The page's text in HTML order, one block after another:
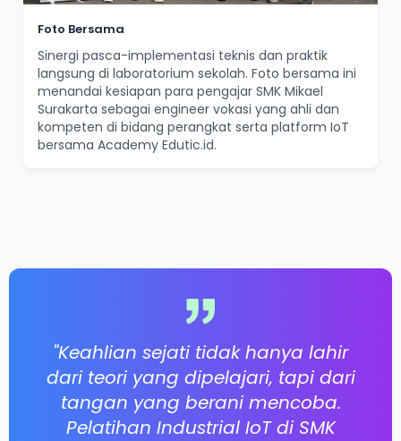
Foto Bersama
Sinergi pasca-implementasi teknis dan praktik
langsung di laboratorium sekolah. Foto bersama ini
menandai kesiapan para pengajar SMK Mikael
Surakarta sebagai engineer vokasi yang ahli dan
kompeten di bidang perangkat serta platform IoT
bersama Academy Edutic.id.
"Keahlian sejati tidak hanya lahir
dari teori yang dipelajari, tapi dari
tangan yang berani mencoba.
Pelatihan Industrial IoT di SMK